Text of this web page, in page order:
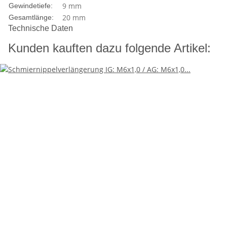
Technische Daten
Gewindetiefe: 9 mm
Gesamtlänge: 20 mm
Kunden kauften dazu folgende Artikel: